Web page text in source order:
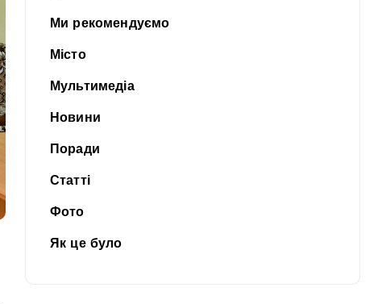
Ми рекомендуємо
Місто
Мультимедіа
Новини
Поради
Статті
Фото
Як це було